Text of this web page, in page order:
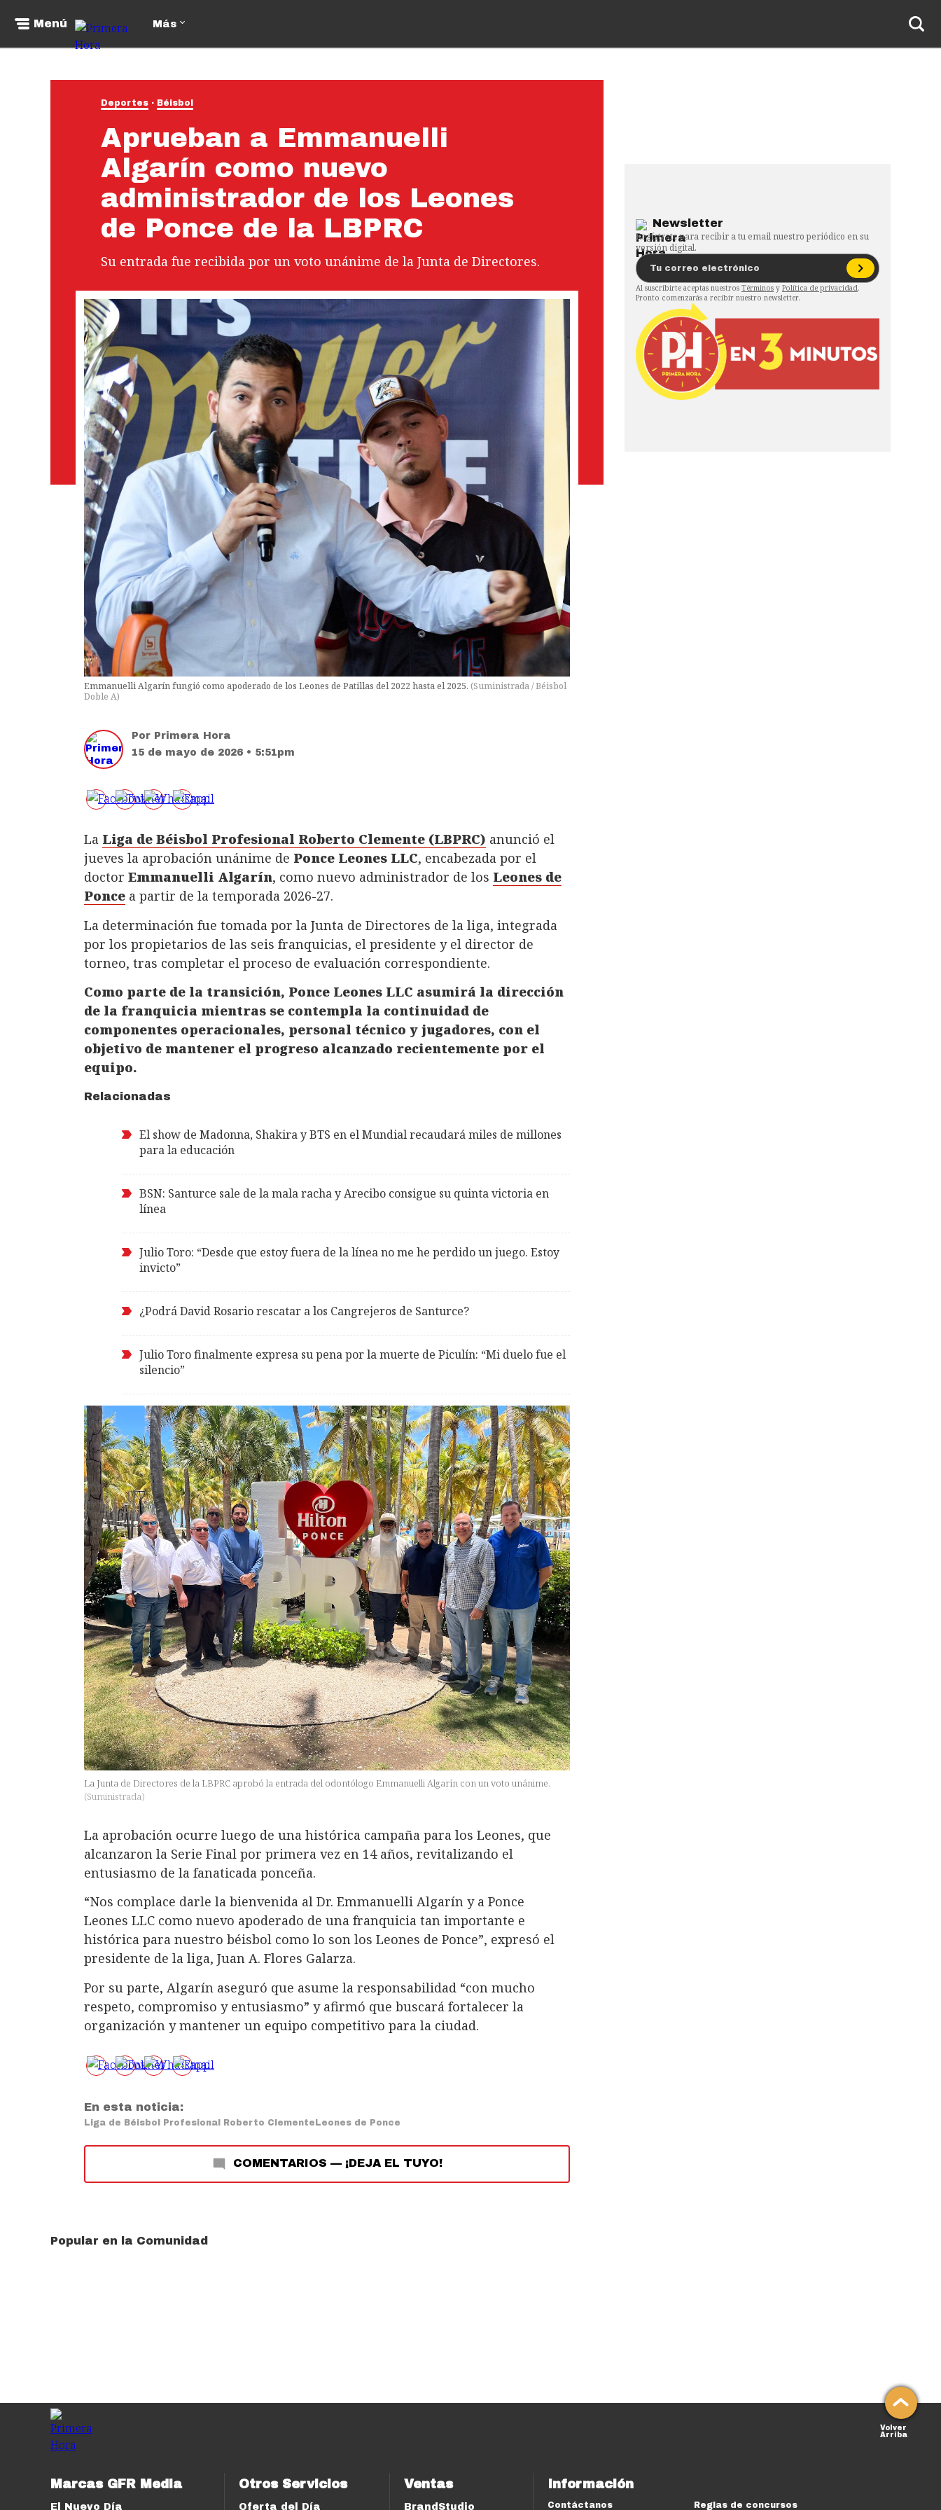
Menú Más
Deportes Béisbol
Aprueban a Emmanuelli
Algarín como nuevo
administrador de los Leones
de Ponce de la LBPRC
Su entrada fue recibida por un voto unánime de la Junta de Directores.
Emmanuelli Algarín fungió como apoderado de los Leones de Patillas del 2022 hasta el 2025. (Suministrada / Béisbol
Doble A)
Por Primera Hora
15 de mayo de 2026 • 5:51pm
La Liga de Béisbol Profesional Roberto Clemente (LBPRC) anunció el
jueves la aprobación unánime de Ponce Leones LLC, encabezada por el
doctor Emmanuelli Algarín, como nuevo administrador de los Leones de
Ponce a partir de la temporada 2026-27.
La determinación fue tomada por la Junta de Directores de la liga, integrada
por los propietarios de las seis franquicias, el presidente y el director de
torneo, tras completar el proceso de evaluación correspondiente.
Como parte de la transición, Ponce Leones LLC asumirá la dirección
de la franquicia mientras se contempla la continuidad de
componentes operacionales, personal técnico y jugadores, con el
objetivo de mantener el progreso alcanzado recientemente por el
equipo.
Relacionadas
El show de Madonna, Shakira y BTS en el Mundial recaudará miles de millones
para la educación
BSN: Santurce sale de la mala racha y Arecibo consigue su quinta victoria en
línea
Julio Toro: “Desde que estoy fuera de la línea no me he perdido un juego. Estoy
invicto”
¿Podrá David Rosario rescatar a los Cangrejeros de Santurce?
Julio Toro finalmente expresa su pena por la muerte de Piculín: “Mi duelo fue el
silencio”
La Junta de Directores de la LBPRC aprobó la entrada del odontólogo Emmanuelli Algarín con un voto unánime.
(Suministrada)
La aprobación ocurre luego de una histórica campaña para los Leones, que
alcanzaron la Serie Final por primera vez en 14 años, revitalizando el
entusiasmo de la fanaticada ponceña.
“Nos complace darle la bienvenida al Dr. Emmanuelli Algarín y a Ponce
Leones LLC como nuevo apoderado de una franquicia tan importante e
histórica para nuestro béisbol como lo son los Leones de Ponce”, expresó el
presidente de la liga, Juan A. Flores Galarza.
Por su parte, Algarín aseguró que asume la responsabilidad “con mucho
respeto, compromiso y entusiasmo” y afirmó que buscará fortalecer la
organización y mantener un equipo competitivo para la ciudad.
En esta noticia:
Liga de Béisbol Profesional Roberto Clemente Leones de Ponce
COMENTARIOS — ¡DEJA EL TUYO!
Popular en la Comunidad
Newsletter
Regístrate para recibir a tu email nuestro periódico en su
versión digital.
Al suscribirte aceptas nuestros Términos y Política de privacidad.
Pronto comenzarás a recibir nuestro newsletter.
Volver
Arriba
Marcas GFR Media
El Nuevo Día
Otros Servicios
Oferta del Día
Ventas
BrandStudio
Información
Contáctanos Reglas de concursos